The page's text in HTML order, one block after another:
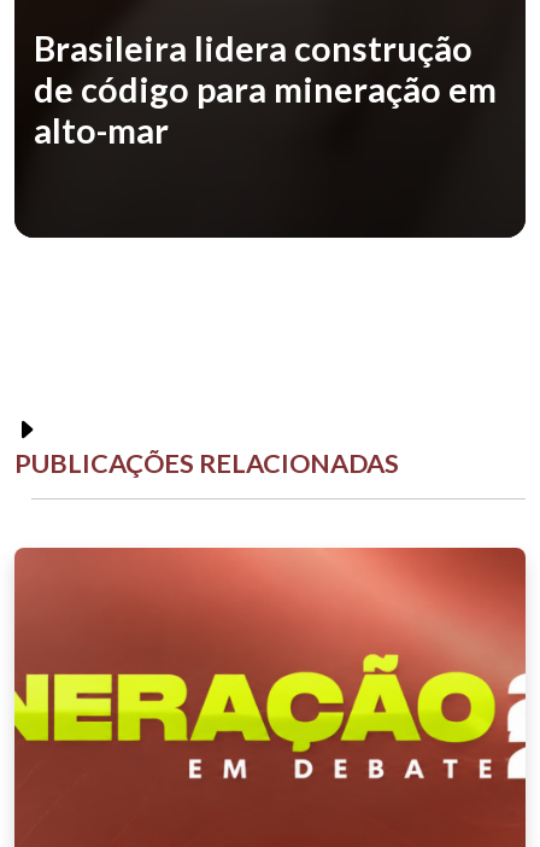
Brasileira lidera construção
de código para mineração em
alto-mar
PUBLICAÇÕES RELACIONADAS